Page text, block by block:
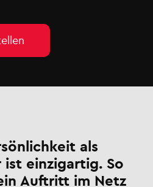
als
einzigartig. So
Auftritt im Netz